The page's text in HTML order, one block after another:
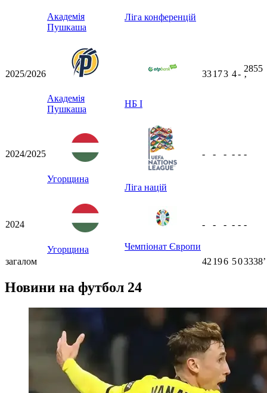
Академія
Пушкаша
Ліга конференцій
2025/2026
Академія
Пушкаша
НБ I
33173 4-
2855
ʼ
2024/2025
Угорщина
Ліга націй
- - - - - -
2024
Угорщина Чемпіонат Європи
- - - - - -
загалом 42 196 503338ʼ
Новини на футбол 24